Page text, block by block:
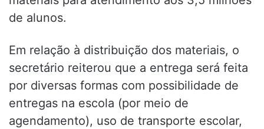
de alunos.
Em relação à distribuição dos materiais, o
secretário reiterou que a entrega será feita
por diversas formas com possibilidade de
entregas na escola (por meio de
agendamento), uso de transporte escolar,